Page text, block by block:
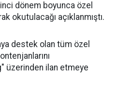
dönem boyunca özel
okutulacağı açıklanmıştı.
destek olan tüm özel
üzerinden ilan etmeye